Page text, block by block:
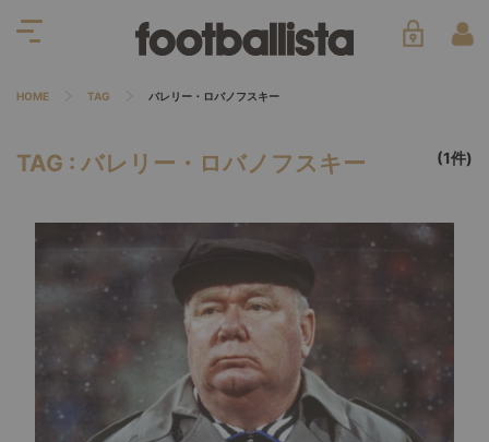
HOME TAG バレリー・ロバノフスキー
TAG : バレリー・ロバノフスキー (1件)